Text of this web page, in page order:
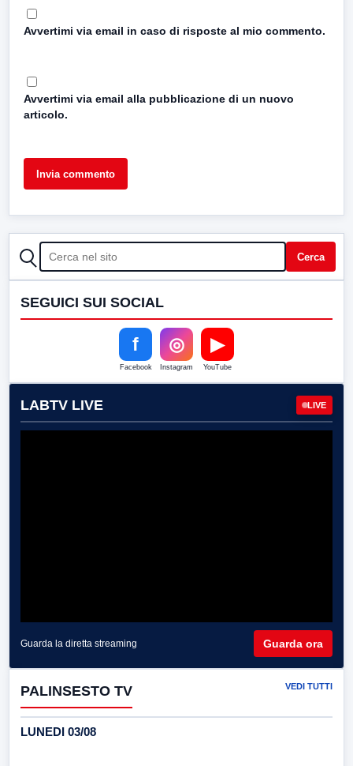
Avvertimi via email in caso di risposte al mio commento.
Avvertimi via email alla pubblicazione di un nuovo
articolo.
CERCA Cerca
SEGUICI SUI SOCIAL
f
Facebook
◎
Instagram
▶
YouTube
LABTV LIVE LIVE
Guarda la diretta streaming Guarda ora
PALINSESTO TV VEDI TUTTI
LUNEDI 03/08